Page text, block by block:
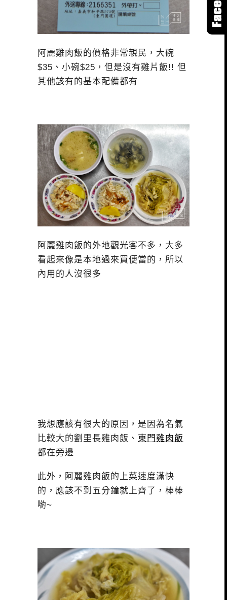
阿麗雞肉飯的價格非常親民，大碗
$35、小碗$25，但是沒有雞片飯!! 但
其他該有的基本配備都有
阿麗雞肉飯的外地觀光客不多，大多
看起來像是本地過來買便當的，所以
內用的人沒很多
我想應該有很大的原因，是因為名氣
比較大的劉里長雞肉飯、 東門雞肉飯
都在旁邊
此外，阿麗雞肉飯的上菜速度滿快
的，應該不到五分鐘就上齊了，棒棒
喲~